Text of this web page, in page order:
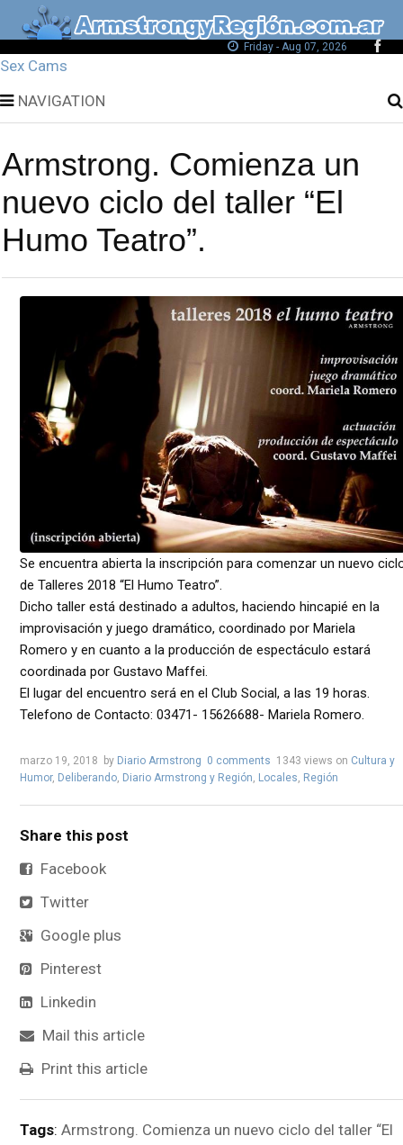
Friday - Aug 07, 2026
Sex Cams
NAVIGATION
Armstrong. Comienza un
nuevo ciclo del taller “El
Humo Teatro”.
Se encuentra abierta la inscripción para comenzar un nuevo
de Talleres 2018 “El Humo Teatro”.
Dicho taller está destinado a adultos, haciendo hincapié en la
improvisación y juego dramático, coordinado por Mariela
Romero y en cuanto a la producción de espectáculo estará
coordinada por Gustavo Maffei.
El lugar del encuentro será en el Club Social, a las 19 horas.
Telefono de Contacto: 03471- 15626688- Mariela Romero.
marzo 19, 2018 by Diario Armstrong 0 comments 1343 views on Cultura y
Humor, Deliberando, Diario Armstrong y Región, Locales, Región
Share this post
Facebook
Twitter
Google plus
Pinterest
Linkedin
Mail this article
Print this article
Tags: Armstrong. Comienza un nuevo ciclo del taller “El